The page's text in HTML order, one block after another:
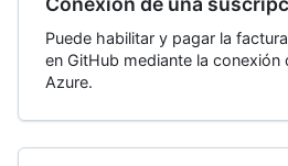
Puede habilitar y pagar la
en GitHub mediante la conexión
Azure.